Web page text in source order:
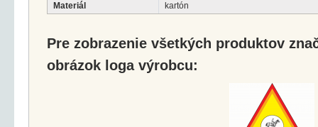
Materiál
kartón
Pre zobrazenie všetkých produktov
obrázok loga výrobcu: